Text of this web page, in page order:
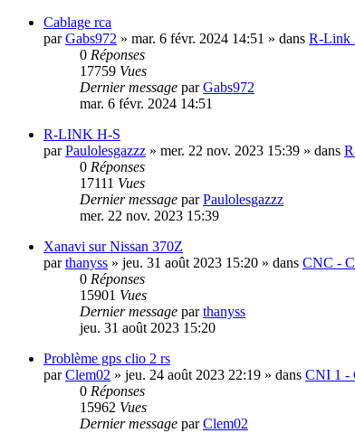
Cablage rca
parGabs972 » mar. 6 févr. 2024 14:51 » dans R-Link
0 Réponses
17759 Vues
Dernier message parGabs972
mar. 6 févr. 2024 14:51
R-LINK H-S
parPaulolesgazzz » mer. 22 nov. 2023 15:39 » dans
0 Réponses
17111 Vues
Dernier message parPaulolesgazzz
mer. 22 nov. 2023 15:39
Xanavi sur Nissan 370Z
parthanyss » jeu. 31 août 2023 15:20 » dans CNC -
0 Réponses
15901 Vues
Dernier message parthanyss
jeu. 31 août 2023 15:20
Problème gps clio 2 rs
parClem02 » jeu. 24 août 2023 22:19 » dans CNI 1 -
0 Réponses
15962 Vues
Dernier message parClem02